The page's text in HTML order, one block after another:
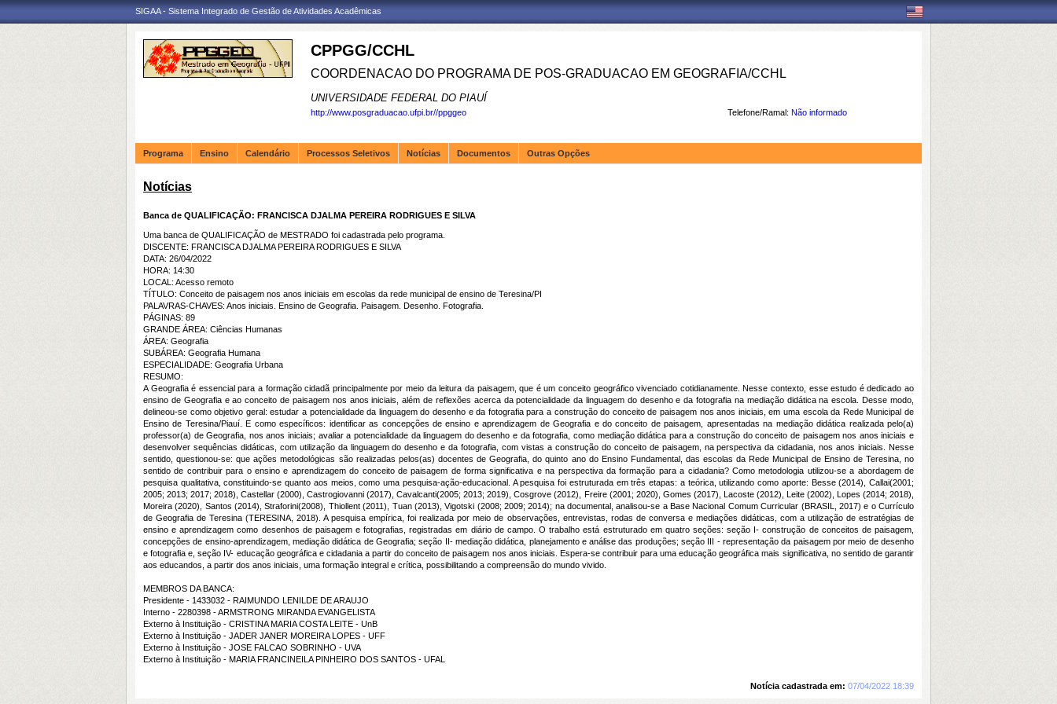
SIGAA - Sistema Integrado de Gestão de Atividades Acadêmicas
CPPGG/CCHL
COORDENACAO DO PROGRAMA DE POS-GRADUACAO EM GEOGRAFIA/CCHL
UNIVERSIDADE FEDERAL DO PIAUÍ
Telefone/Ramal: Não informado
http://www.posgraduacao.ufpi.br//ppggeo
Programa Ensino Calendário Processos Seletivos Notícias Documentos Outras Opções
Notícias
Banca de QUALIFICAÇÃO: FRANCISCA DJALMA PEREIRA RODRIGUES E SILVA
Uma banca de QUALIFICAÇÃO de MESTRADO foi cadastrada pelo programa.
DISCENTE: FRANCISCA DJALMA PEREIRA RODRIGUES E SILVA
DATA: 26/04/2022
HORA: 14:30
LOCAL: Acesso remoto
TÍTULO: Conceito de paisagem nos anos iniciais em escolas da rede municipal de ensino de Teresina/PI
PALAVRAS-CHAVES: Anos iniciais. Ensino de Geografia. Paisagem. Desenho. Fotografia.
PÁGINAS: 89
GRANDE ÁREA: Ciências Humanas
ÁREA: Geografia
SUBÁREA: Geografia Humana
ESPECIALIDADE: Geografia Urbana
RESUMO:
A Geografia é essencial para a formação cidadã principalmente por meio da leitura da paisagem, que é um conceito geográfico vivenciado cotidianamente. Nesse contexto, esse estudo é dedicado ao
ensino de Geografia e ao conceito de paisagem nos anos iniciais, além de reflexões acerca da potencialidade da linguagem do desenho e da fotografia na mediação didática na escola. Desse modo,
delineou-se como objetivo geral: estudar a potencialidade da linguagem do desenho e da fotografia para a construção do conceito de paisagem nos anos iniciais, em uma escola da Rede Municipal de
Ensino de Teresina/Piauí. E como específicos: identificar as concepções de ensino e aprendizagem de Geografia e do conceito de paisagem, apresentadas na mediação didática realizada pelo(a)
professor(a) de Geografia, nos anos iniciais; avaliar a potencialidade da linguagem do desenho e da fotografia, como mediação didática para a construção do conceito de paisagem nos anos iniciais e
desenvolver sequências didáticas, com utilização da linguagem do desenho e da fotografia, com vistas a construção do conceito de paisagem, na perspectiva da cidadania, nos anos iniciais. Nesse
sentido, questionou-se: que ações metodológicas são realizadas pelos(as) docentes de Geografia, do quinto ano do Ensino Fundamental, das escolas da Rede Municipal de Ensino de Teresina, no
sentido de contribuir para o ensino e aprendizagem do conceito de paisagem de forma significativa e na perspectiva da formação para a cidadania? Como metodologia utilizou-se a abordagem de
pesquisa qualitativa, constituindo-se quanto aos meios, como uma pesquisa-ação-educacional. A pesquisa foi estruturada em três etapas: a teórica, utilizando como aporte: Besse (2014), Callai(2001;
2005; 2013; 2017; 2018), Castellar (2000), Castrogiovanni (2017), Cavalcanti(2005; 2013; 2019), Cosgrove (2012), Freire (2001; 2020), Gomes (2017), Lacoste (2012), Leite (2002), Lopes (2014; 2018),
Moreira (2020), Santos (2014), Straforini(2008), Thiollent (2011), Tuan (2013), Vigotski (2008; 2009; 2014); na documental, analisou-se a Base Nacional Comum Curricular (BRASIL, 2017) e o Currículo
de Geografia de Teresina (TERESINA, 2018). A pesquisa empírica, foi realizada por meio de observações, entrevistas, rodas de conversa e mediações didáticas, com a utilização de estratégias de
ensino e aprendizagem como desenhos de paisagem e fotografias, registradas em diário de campo. O trabalho está estruturado em quatro seções: seção I- construção de conceitos de paisagem,
concepções de ensino-aprendizagem, mediação didática de Geografia; seção II- mediação didática, planejamento e análise das produções; seção III - representação da paisagem por meio de desenho
e fotografia e, seção IV- educação geográfica e cidadania a partir do conceito de paisagem nos anos iniciais. Espera-se contribuir para uma educação geográfica mais significativa, no sentido de garantir
aos educandos, a partir dos anos iniciais, uma formação integral e crítica, possibilitando a compreensão do mundo vivido.
MEMBROS DA BANCA:
Presidente - 1433032 - RAIMUNDO LENILDE DE ARAUJO
Interno - 2280398 - ARMSTRONG MIRANDA EVANGELISTA
Externo à Instituição - CRISTINA MARIA COSTA LEITE - UnB
Externo à Instituição - JADER JANER MOREIRA LOPES - UFF
Externo à Instituição - JOSE FALCAO SOBRINHO - UVA
Externo à Instituição - MARIA FRANCINEILA PINHEIRO DOS SANTOS - UFAL
Notícia cadastrada em: 07/04/2022 18:39